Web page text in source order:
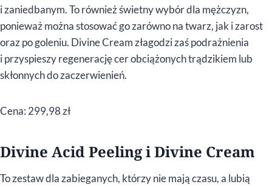
i zaniedbanym. To również świetny wybór dla mężczyzn,
ponieważ można stosować go zarówno na twarz, jak i zarost
oraz po goleniu. Divine Cream złagodzi zaś podrażnienia
i przyspieszy regenerację cer obciążonych trądzikiem lub
skłonnych do zaczerwienień.
Cena: 299,98 zł
Divine Acid Peeling i Divine Cream
To zestaw dla zabieganych, którzy nie mają czasu, a lubią